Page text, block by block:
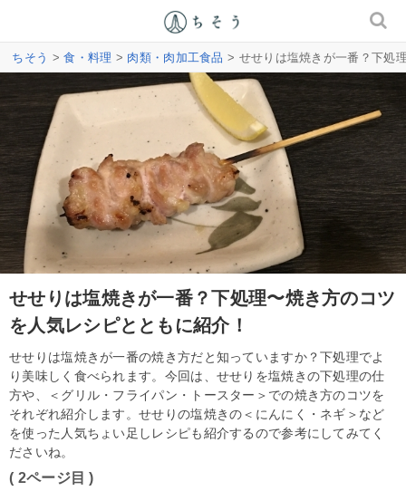
ちそう >食・料理 > 肉類・肉加工食品 > せせりは塩焼きが一番？下処
せせりは塩焼きが一番？下処理〜焼き方のコツ
を人気レシピとともに紹介！
せせりは塩焼きが一番の焼き方だと知っていますか？下処理でよ
り美味しく食べられます。今回は、せせりを塩焼きの下処理の仕
方や、＜グリル・フライパン・トースター＞での焼き方のコツを
それぞれ紹介します。せせりの塩焼きの＜にんにく・ネギ＞など
を使った人気ちょい足しレシピも紹介するので参考にしてみてく
ださいね。
( 2ページ目 )